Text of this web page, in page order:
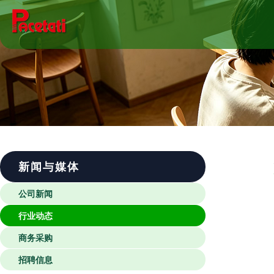
新闻与媒体
公司新闻
行业动态
商务采购
招聘信息